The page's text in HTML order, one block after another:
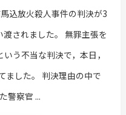
込放火殺人事件の判決が3
されました。 無罪主張を
う不当な判決で，本日，
ました。 判決理由の中で
警察官 ...